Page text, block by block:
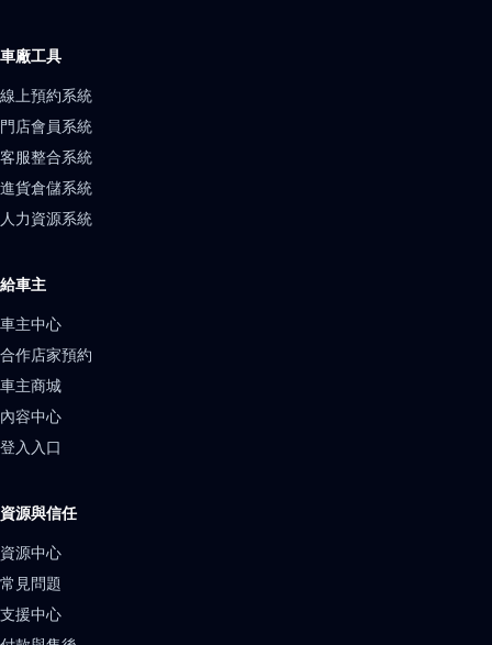
車廠工具
線上預約系統
門店會員系統
客服整合系統
進貨倉儲系統
人力資源系統
給車主
車主中心
合作店家預約
車主商城
內容中心
登入入口
資源與信任
資源中心
常見問題
支援中心